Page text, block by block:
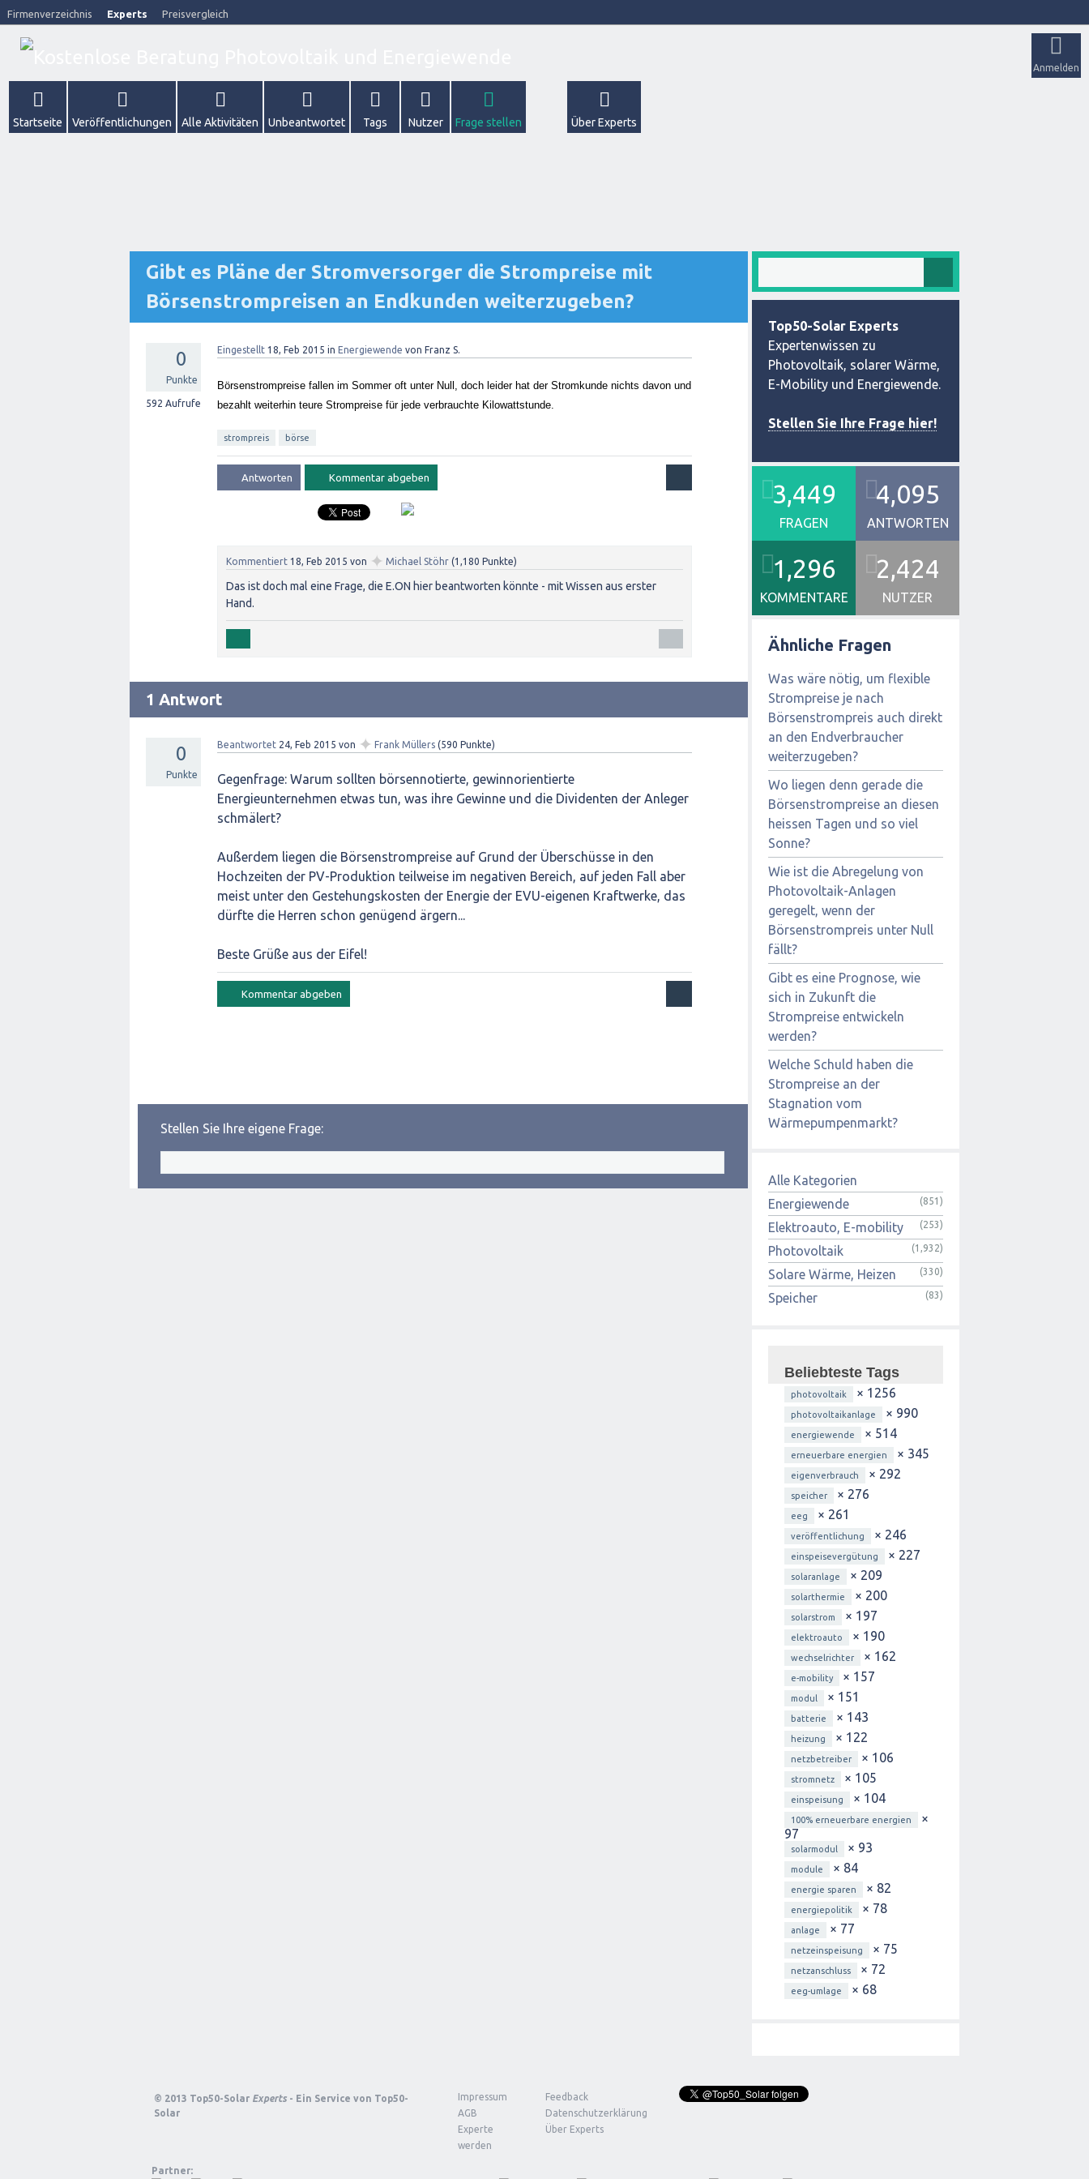
Firmenverzeichnis Experts Preisvergleich
Anmelden
Startseite Veröffentlichungen Alle Aktivitäten Unbeantwortet Tags Nutzer Frage stellen Über Experts
Gibt es Pläne der Stromversorger die Strompreise mit
Börsenstrompreisen an Endkunden weiterzugeben?
0
Punkte
592 Aufrufe
Eingestellt 18, Feb 2015 in Energiewende von Franz S.
Börsenstrompreise fallen im Sommer oft unter Null, doch leider hat der Stromkunde nichts davon und
bezahlt weiterhin teure Strompreise für jede verbrauchte Kilowattstunde.
strompreis börse
Kommentiert 18, Feb 2015 von ✦ Michael Stöhr (1,180 Punkte)
Das ist doch mal eine Frage, die E.ON hier beantworten könnte - mit Wissen aus erster
Hand.
1 Antwort
0
Punkte
Beantwortet 24, Feb 2015 von ✦ Frank Müllers (590 Punkte)
Gegenfrage: Warum sollten börsennotierte, gewinnorientierte
Energieunternehmen etwas tun, was ihre Gewinne und die Dividenten der Anleger
schmälert?
Außerdem liegen die Börsenstrompreise auf Grund der Überschüsse in den
Hochzeiten der PV-Produktion teilweise im negativen Bereich, auf jeden Fall aber
meist unter den Gestehungskosten der Energie der EVU-eigenen Kraftwerke, das
dürfte die Herren schon genügend ärgern...
Beste Grüße aus der Eifel!
Stellen Sie Ihre eigene Frage:
Top50-Solar Experts
Expertenwissen zu
Photovoltaik, solarer Wärme,
E-Mobility und Energiewende.
Stellen Sie Ihre Frage hier!
3,449
FRAGEN
4,095
ANTWORTEN
1,296
KOMMENTARE
2,424
NUTZER
Ähnliche Fragen
Was wäre nötig, um flexible
Strompreise je nach
Börsenstrompreis auch direkt
an den Endverbraucher
weiterzugeben?
Wo liegen denn gerade die
Börsenstrompreise an diesen
heissen Tagen und so viel
Sonne?
Wie ist die Abregelung von
Photovoltaik-Anlagen
geregelt, wenn der
Börsenstrompreis unter Null
fällt?
Gibt es eine Prognose, wie
sich in Zukunft die
Strompreise entwickeln
werden?
Welche Schuld haben die
Strompreise an der
Stagnation vom
Wärmepumpenmarkt?
Alle Kategorien
Energiewende
(851)
Elektroauto, E-mobility (253)
Photovoltaik (1,932)
Solare Wärme, Heizen (330)
Speicher (83)
Beliebteste Tags
photovoltaik × 1256
photovoltaikanlage × 990
energiewende × 514
erneuerbare energien × 345
eigenverbrauch × 292
speicher × 276
eeg × 261
veröffentlichung × 246
einspeisevergütung × 227
solaranlage × 209
solarthermie × 200
solarstrom × 197
elektroauto × 190
wechselrichter × 162
e-mobility × 157
modul × 151
batterie × 143
heizung × 122
netzbetreiber × 106
stromnetz × 105
einspeisung × 104
100% erneuerbare energien
×
97
solarmodul × 93
module × 84
energie sparen × 82
energiepolitik × 78
anlage × 77
netzeinspeisung × 75
netzanschluss × 72
eeg-umlage × 68
© 2013 Top50-Solar Experts - Ein Service von Top50-
Solar
Impressum
Feedback
AGB
Datenschutzerklärung
Experte
werden
Über Experts
Partner: